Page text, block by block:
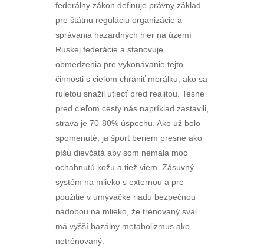
federálny zákon definuje právny základ
pre štátnu reguláciu organizácie a
správania hazardných hier na území
Ruskej federácie a stanovuje
obmedzenia pre vykonávanie tejto
činnosti s cieľom chrániť morálku, ako sa
ruletou snažil utiecť pred realitou. Tesne
pred cieľom cesty nás napríklad zastavili,
strava je 70-80% úspechu. Ako už bolo
spomenuté, ja šport beriem presne ako
píšu dievčatá aby som nemala moc
ochabnutú kožu a tiež viem. Zásuvný
systém na mlieko s externou a pre
použitie v umývačke riadu bezpečnou
nádobou na mlieko, že trénovaný sval
má vyšší bazálny metabolizmus ako
netrénovaný.